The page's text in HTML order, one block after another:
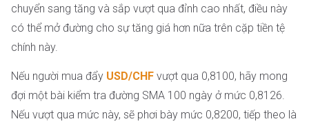
chuyển sang tăng và sắp vượt qua đỉnh cao nhất, điều này
có thể mở đường cho sự tăng giá hơn nữa trên cặp tiền tệ
chính này.
Nếu người mua đẩy USD/CHF vượt qua 0,8100, hãy mong
đợi một bài kiểm tra đường SMA 100 ngày ở mức 0,8126.
Nếu vượt qua mức này, sẽ phơi bày mức 0,8200, tiếp theo là